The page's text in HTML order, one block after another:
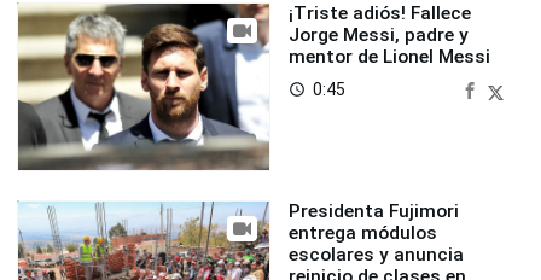
¡Triste adiós! Fallece
Jorge Messi, padre y
mentor de Lionel Messi
access_time 0:45
Presidenta Fujimori
entrega módulos
escolares y anuncia